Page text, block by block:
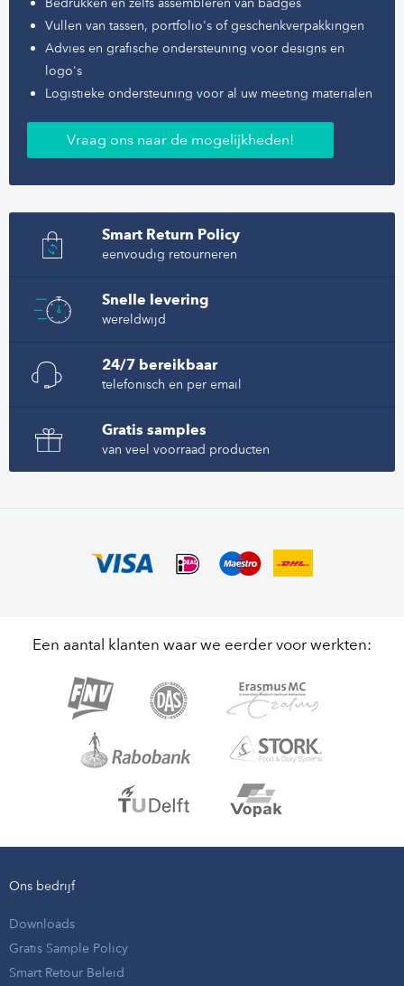
Vullen van tassen, portfolio's of geschenkverpakkingen
Advies en grafische ondersteuning voor designs en
logo's
Logistieke ondersteuning voor al uw meeting materialen
Vraag ons naar de mogelijkheden!
Smart Return Policy
eenvoudig retourneren
Snelle levering
wereldwijd
24/7 bereikbaar
telefonisch en per email
Gratis samples
van veel voorraad producten
Een aantal klanten waar we eerder voor werkten:
Ons bedrijf
Downloads
Gratis Sample Policy
Smart Retour Beleid